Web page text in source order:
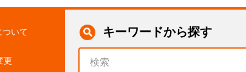
ついて
更
キーワードから探す